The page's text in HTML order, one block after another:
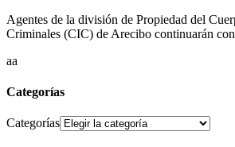
Agentes de la división de Propiedad del
Criminales (CIC) de Arecibo continuarán
aa
Categorías
Categorías